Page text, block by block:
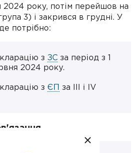
2024 року, потім перейшов на
3) і закрився в грудні. У
потрібно:
з ЗС за період з 1
2024 року.
з ЄП за III і IV